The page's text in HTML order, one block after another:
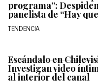
programa”:
panelista de “Hay
TENDENCIA
Escándalo en
Investigan video
al interior del canal